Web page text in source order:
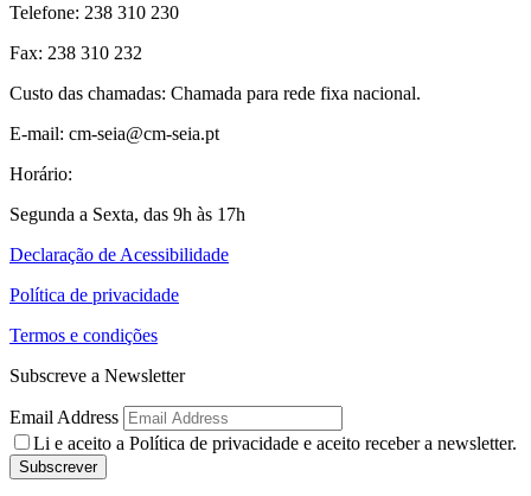
Telefone: 238 310 230
Fax: 238 310 232
Custo das chamadas: Chamada para rede fixa nacional.
E-mail: cm-seia@cm-seia.pt
Horário:
Segunda a Sexta, das 9h às 17h
Declaração de Acessibilidade
Política de privacidade
Termos e condições
Subscreve a Newsletter
Email Address
Li e aceito a Política de privacidade e aceito receber a newsletter.
Subscrever